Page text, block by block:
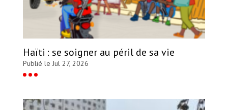
Haïti : se soigner au péril de sa vie
Publié le Jul 27, 2026